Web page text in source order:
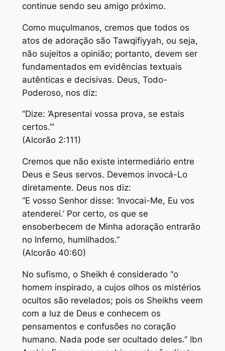
continue sendo seu amigo próximo.
Como muçulmanos, cremos que todos os
atos de adoração são Tawqifiyyah, ou seja,
não sujeitos a opinião; portanto, devem ser
fundamentados em evidências textuais
autênticas e decisivas. Deus, Todo-
Poderoso, nos diz:
“Dize: ‘Apresentai vossa prova, se estais
certos.’”
(Alcorão 2:111)
Cremos que não existe intermediário entre
Deus e Seus servos. Devemos invocá-Lo
diretamente. Deus nos diz:
“E vosso Senhor disse: ‘Invocai-Me, Eu vos
atenderei.’ Por certo, os que se
ensoberbecem de Minha adoração entrarão
no Inferno, humilhados.”
(Alcorão 40:60)
No sufismo, o Sheikh é considerado “o
homem inspirado, a cujos olhos os mistérios
ocultos são revelados; pois os Sheikhs veem
com a luz de Deus e conhecem os
pensamentos e confusões no coração
humano. Nada pode ser ocultado deles.” Ibn